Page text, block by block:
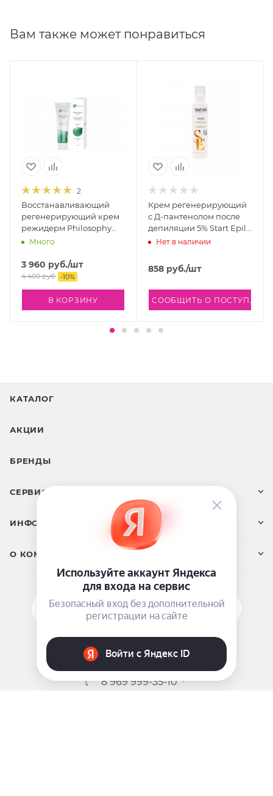
Вам также может понравиться
2
Восстанавливающий
регенерирующий крем
режидерм Philosophy
Regiderm Regeneration
Много
3 960 руб./шт
4 400руб. -10%
В КОРЗИНУ
Крем регенерирующий
с Д-пантенолом после
депиляции 5% Start Epil,
200 мл
Нет в наличии
858 руб./шт
СООБЩИТЬ О
КАТАЛОГ
АКЦИИ
БРЕНДЫ
СЕРВИС И ПОДДЕРЖКА
ИНФОРМАЦИЯ
О КОМПАНИИ
ПОДПИСАТЬСЯ НА РАССЫЛКУ
ЗАДАТЬ ВОПРОС
8 969 999-35-10